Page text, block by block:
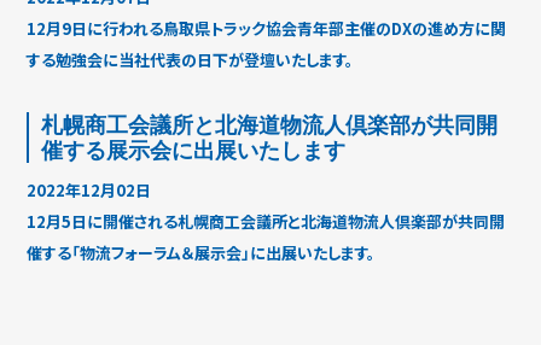
12月9日に行われる鳥取県トラック協会青年部主催のDXの進め方に関
する勉強会に当社代表の日下が登壇いたします。
札幌商工会議所と北海道物流人倶楽部が共同開
催する展示会に出展いたします
2022年12月02日
12月5日に開催される札幌商工会議所と北海道物流人倶楽部が共同開
催する「物流フォーラム＆展示会」に出展いたします。